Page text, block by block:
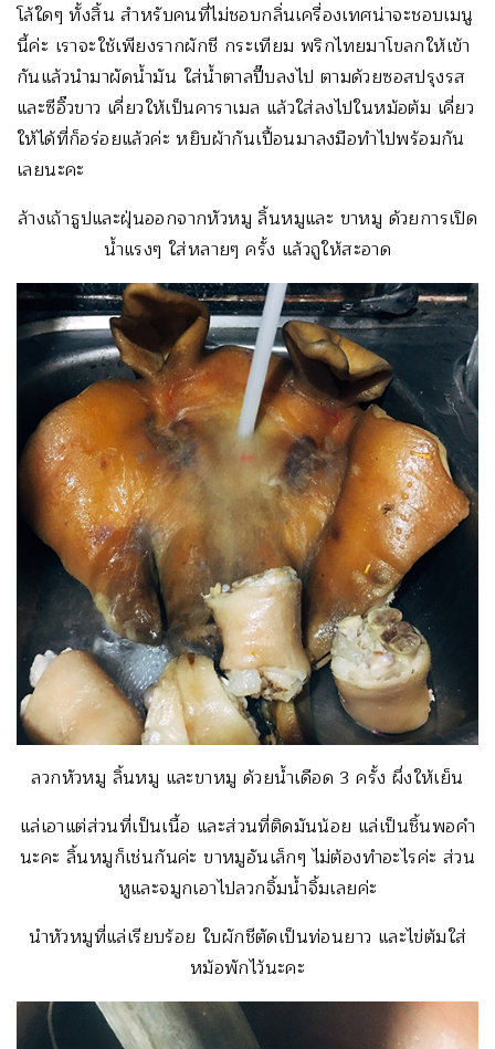
โล้ใดๆ ทั้งสิ้น สำหรับคนที่ไม่ชอบกลิ่นเครื่องเทศน่าจะชอบเมนู
นี้ค่ะ เราจะใช้เพียงรากผักชี กระเทียม พริกไทยมาโขลกให้เข้า
กันแล้วนำมาผัดน้ำมัน ใส่น้ำตาลปี๊บลงไป ตามด้วยซอสปรุงรส
และซีอิ๊วขาว เคี่ยวให้เป็นคาราเมล แล้วใส่ลงไปในหม้อต้ม เคี่ยว
ให้ได้ที่ก็อร่อยแล้วค่ะ หยิบผ้ากันเปื้อนมาลงมือทำไปพร้อมกัน
เลยนะคะ
ล้างเถ้าธูปและฝุ่นออกจากหัวหมู ลิ้นหมูและ ขาหมู ด้วยการเปิด
น้ำแรงๆ ใส่หลายๆ ครั้ง แล้วถูให้สะอาด
ลวกหัวหมู ลิ้นหมู และขาหมู ด้วยน้ำเดือด 3 ครั้ง ผึ่งให้เย็น
แล่เอาแต่ส่วนที่เป็นเนื้อ และส่วนที่ติดมันน้อย แล่เป็นชิ้นพอคำ
นะคะ ลิ้นหมูก็เช่นกันค่ะ ขาหมูอันเล็กๆ ไม่ต้องทำอะไรค่ะ ส่วน
หูและจมูกเอาไปลวกจิ้มน้ำจิ้มเลยค่ะ
นำหัวหมูที่แล่เรียบร้อย ใบผักชีตัดเป็นท่อนยาว และไข่ต้มใส่
หม้อพักไว้นะคะ